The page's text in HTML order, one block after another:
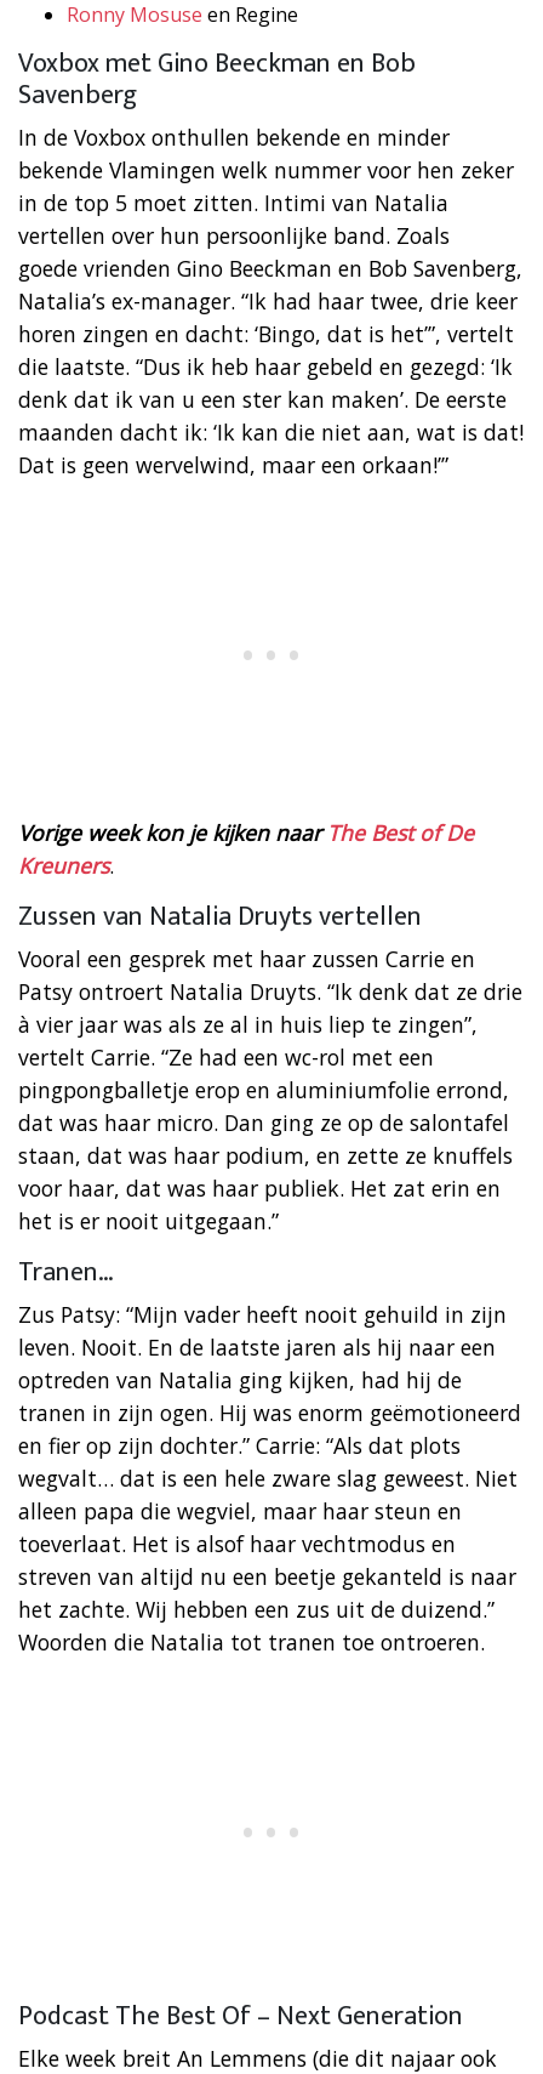
Ronny Mosuse en Regine
Voxbox met Gino Beeckman en Bob
Savenberg
In de Voxbox onthullen bekende en minder
bekende Vlamingen welk nummer voor hen zeker
in de top 5 moet zitten. Intimi van Natalia
vertellen over hun persoonlijke band. Zoals
goede vrienden Gino Beeckman en Bob Savenberg,
Natalia’s ex-manager. “Ik had haar twee, drie keer
horen zingen en dacht: ‘Bingo, dat is het’”, vertelt
die laatste. “Dus ik heb haar gebeld en gezegd: ‘Ik
denk dat ik van u een ster kan maken’. De eerste
maanden dacht ik: ‘Ik kan die niet aan, wat is dat!
Dat is geen wervelwind, maar een orkaan!’”
Vorige week kon je kijken naar The Best of De
Kreuners.
Zussen van Natalia Druyts vertellen
Vooral een gesprek met haar zussen Carrie en
Patsy ontroert Natalia Druyts. “Ik denk dat ze drie
à vier jaar was als ze al in huis liep te zingen”,
vertelt Carrie. “Ze had een wc-rol met een
pingpongballetje erop en aluminiumfolie errond,
dat was haar micro. Dan ging ze op de salontafel
staan, dat was haar podium, en zette ze knuffels
voor haar, dat was haar publiek. Het zat erin en
het is er nooit uitgegaan.”
Tranen…
Zus Patsy: “Mijn vader heeft nooit gehuild in zijn
leven. Nooit. En de laatste jaren als hij naar een
optreden van Natalia ging kijken, had hij de
tranen in zijn ogen. Hij was enorm geëmotioneerd
en fier op zijn dochter.” Carrie: “Als dat plots
wegvalt… dat is een hele zware slag geweest. Niet
alleen papa die wegviel, maar haar steun en
toeverlaat. Het is alsof haar vechtmodus en
streven van altijd nu een beetje gekanteld is naar
het zachte. Wij hebben een zus uit de duizend.”
Woorden die Natalia tot tranen toe ontroeren.
Podcast The Best Of – Next Generation
Elke week breit An Lemmens (die dit najaar ook